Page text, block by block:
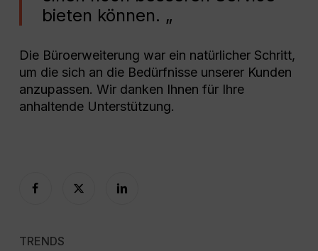
bieten können. „
Die Büroerweiterung war ein natürlicher Schritt,
um die sich an die Bedürfnisse unserer Kunden
anzupassen. Wir danken Ihnen für Ihre
anhaltende Unterstützung.
TRENDS